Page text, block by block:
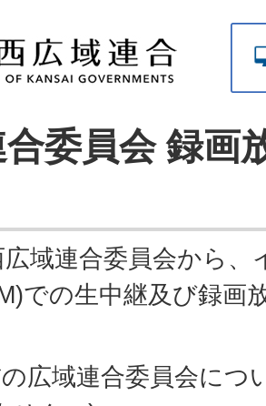
委員会 録画
広域連合委員会から、
での生中継及び録画
広域連合委員会につ